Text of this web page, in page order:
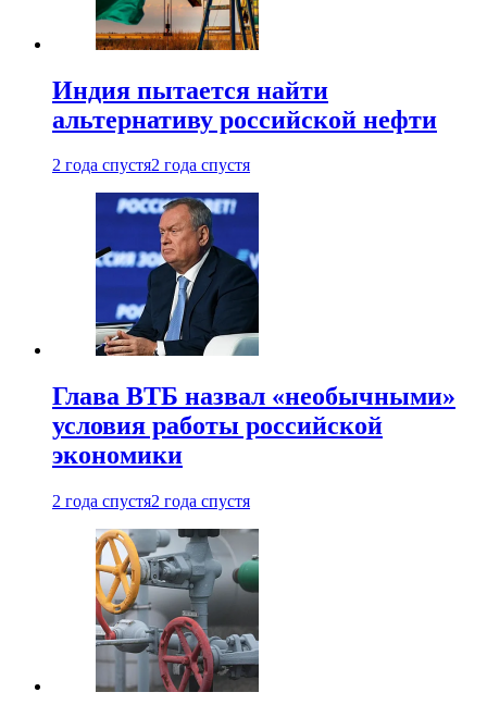
Индия пытается найти
альтернативу российской нефти
2 года спустя2 года спустя
Глава ВТБ назвал «необычными»
условия работы российской
экономики
2 года спустя2 года спустя